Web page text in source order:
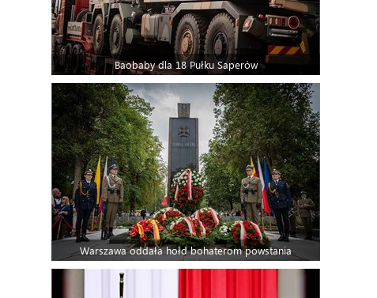
Baobaby dla 18 Pułku Saperów
Warszawa oddała hołd bohaterom powstania